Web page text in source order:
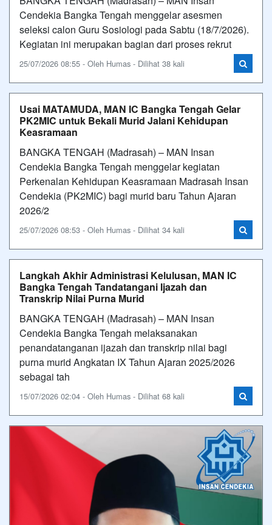
Cendekia Bangka Tengah menggelar asesmen
seleksi calon Guru Sosiologi pada Sabtu (18/7/2026).
Kegiatan ini merupakan bagian dari proses rekrut
25/07/2026 08:55 - Oleh Humas - Dilihat 38 kali
Usai MATAMUDA, MAN IC Bangka Tengah Gelar
PK2MIC untuk Bekali Murid Jalani Kehidupan
Keasramaan
BANGKA TENGAH (Madrasah) – MAN Insan
Cendekia Bangka Tengah menggelar kegiatan
Perkenalan Kehidupan Keasramaan Madrasah Insan
Cendekia (PK2MIC) bagi murid baru Tahun Ajaran
2026/2
25/07/2026 08:53 - Oleh Humas - Dilihat 34 kali
Langkah Akhir Administrasi Kelulusan, MAN IC
Bangka Tengah Tandatangani Ijazah dan
Transkrip Nilai Purna Murid
BANGKA TENGAH (Madrasah) – MAN Insan
Cendekia Bangka Tengah melaksanakan
penandatanganan ijazah dan transkrip nilai bagi
purna murid Angkatan IX Tahun Ajaran 2025/2026
sebagai tah
15/07/2026 02:04 - Oleh Humas - Dilihat 68 kali